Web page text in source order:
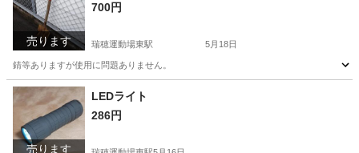
売ります
700円
瑞穂運動場東駅 5月18日
錆等ありますが使用に問題ありません。
愛知 名古屋市 瑞穂運動場東駅
売ります
LEDライト
286円